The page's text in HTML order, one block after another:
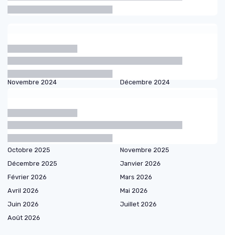
Les articles par date
Juin 2024
Juillet 2024
Août 2024
Novembre 2024
Décembre 2024
Avril 2025
Juin 2025
Juillet 2025
Août 2025
Octobre 2025
Novembre 2025
Décembre 2025
Janvier 2026
Février 2026
Mars 2026
Avril 2026
Mai 2026
Juin 2026
Juillet 2026
Août 2026